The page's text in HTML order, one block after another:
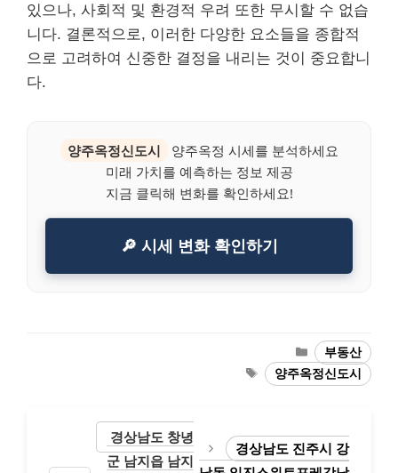
있으나, 사회적 및 환경적 우려 또한 무시할 수 없습
니다. 결론적으로, 이러한 다양한 요소들을 종합적
으로 고려하여 신중한 결정을 내리는 것이 중요합니
다.
양주옥정신도시
양주옥정 시세를 분석하세요
미래 가치를 예측하는 정보 제공
지금 클릭해 변화를 확인하세요!
🔎 시세 변화 확인하기
Categories
부동산
Tags양주옥정신도시
경상남도 창녕
군 남지읍 남지
경상남도 진주시 강